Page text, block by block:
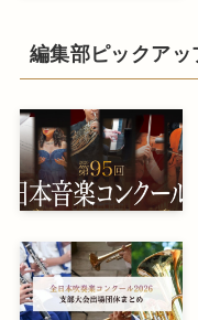
編集部ピックアッ